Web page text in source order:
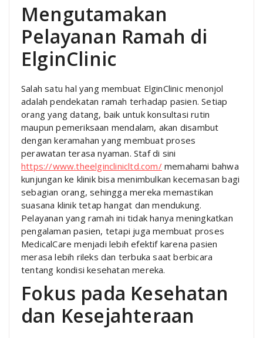
Mengutamakan
Pelayanan Ramah di
ElginClinic
Salah satu hal yang membuat ElginClinic menonjol
adalah pendekatan ramah terhadap pasien. Setiap
orang yang datang, baik untuk konsultasi rutin
maupun pemeriksaan mendalam, akan disambut
dengan keramahan yang membuat proses
perawatan terasa nyaman. Staf di sini
https://www.theelginclinicltd.com/memahami bahwa
kunjungan ke klinik bisa menimbulkan kecemasan bagi
sebagian orang, sehingga mereka memastikan
suasana klinik tetap hangat dan mendukung.
Pelayanan yang ramah ini tidak hanya meningkatkan
pengalaman pasien, tetapi juga membuat proses
MedicalCare menjadi lebih efektif karena pasien
merasa lebih rileks dan terbuka saat berbicara
tentang kondisi kesehatan mereka.
Fokus pada Kesehatan
dan Kesejahteraan